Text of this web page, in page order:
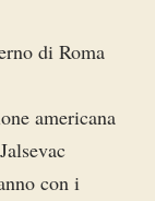
di Roma
americana
con i